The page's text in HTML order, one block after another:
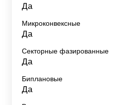
Да
Микроконвексные
Да
Секторные фазированные
Да
Биплановые
Да